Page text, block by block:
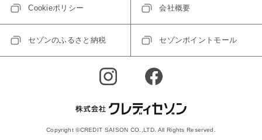
Cookieポリシー 会社概要
セゾンのふるさと納税 セゾンポイントモール
Copyright ©CREDIT SAISON CO.,LTD. All Rights Reserved.